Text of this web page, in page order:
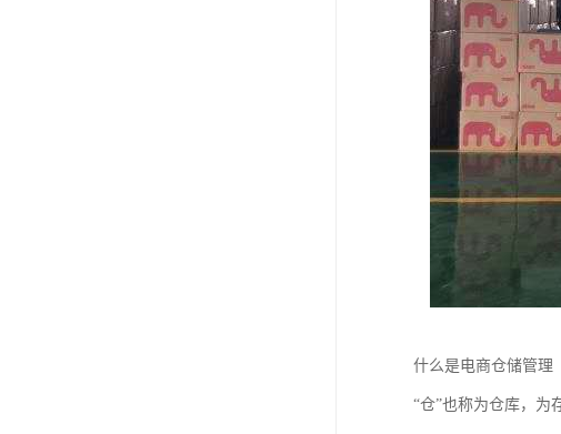
什么是电商仓储管理
“仓”也称为仓库，为